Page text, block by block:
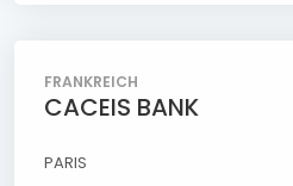
FRANKREICH
CACEIS BANK
PARIS